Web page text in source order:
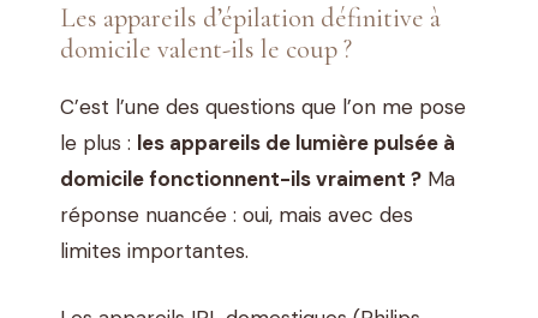
Les appareils d’épilation définitive à
domicile valent-ils le coup ?
C’est l’une des questions que l’on me pose
le plus : les appareils de lumière pulsée à
domicile fonctionnent-ils vraiment ? Ma
réponse nuancée : oui, mais avec des
limites importantes.